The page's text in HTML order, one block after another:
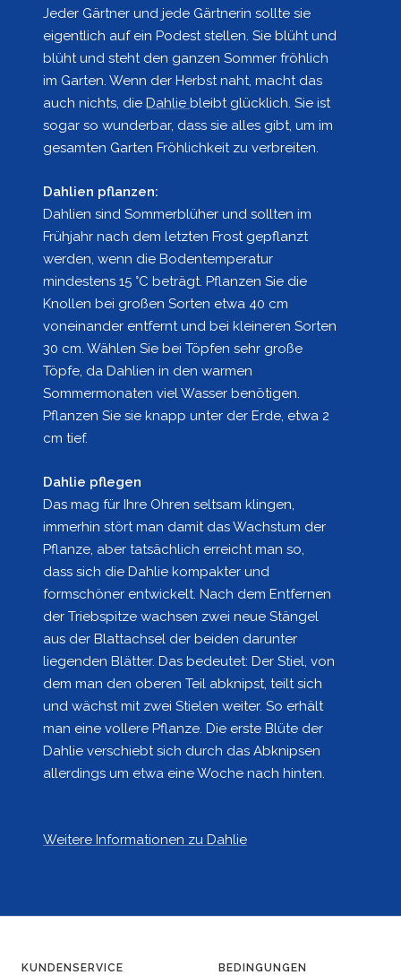
Jeder Gärtner und jede Gärtnerin sollte sie
eigentlich auf ein Podest stellen. Sie blüht und
blüht und steht den ganzen Sommer fröhlich
im Garten. Wenn der Herbst naht, macht das
auch nichts, die Dahlie bleibt glücklich. Sie ist
sogar so wunderbar, dass sie alles gibt, um im
gesamten Garten Fröhlichkeit zu verbreiten.
Dahlien pflanzen:
Dahlien sind Sommerblüher und sollten im
Frühjahr nach dem letzten Frost gepflanzt
werden, wenn die Bodentemperatur
mindestens 15 °C beträgt. Pflanzen Sie die
Knollen bei großen Sorten etwa 40 cm
voneinander entfernt und bei kleineren Sorten
30 cm. Wählen Sie bei Töpfen sehr große
Töpfe, da Dahlien in den warmen
Sommermonaten viel Wasser benötigen.
Pflanzen Sie sie knapp unter der Erde, etwa 2
cm tief.
Dahlie pflegen
Das mag für Ihre Ohren seltsam klingen,
immerhin stört man damit das Wachstum der
Pflanze, aber tatsächlich erreicht man so,
dass sich die Dahlie kompakter und
formschöner entwickelt. Nach dem Entfernen
der Triebspitze wachsen zwei neue Stängel
aus der Blattachsel der beiden darunter
liegenden Blätter. Das bedeutet: Der Stiel, von
dem man den oberen Teil abknipst, teilt sich
und wächst mit zwei Stielen weiter. So erhält
man eine vollere Pflanze. Die erste Blüte der
Dahlie verschiebt sich durch das Abknipsen
allerdings um etwa eine Woche nach hinten.
Weitere Informationen zu Dahlie
KUNDENSERVICE BEDINGUNGEN